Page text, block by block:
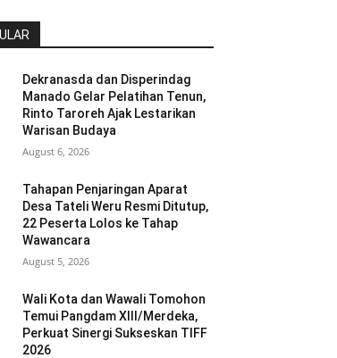
Dekranasda dan Disperindag
Manado Gelar Pelatihan Tenun,
Rinto Taroreh Ajak Lestarikan
Warisan Budaya
August 6, 2026
Tahapan Penjaringan Aparat
Desa Tateli Weru Resmi Ditutup,
22 Peserta Lolos ke Tahap
Wawancara
August 5, 2026
Wali Kota dan Wawali Tomohon
Temui Pangdam XIII/Merdeka,
Perkuat Sinergi Sukseskan TIFF
2026